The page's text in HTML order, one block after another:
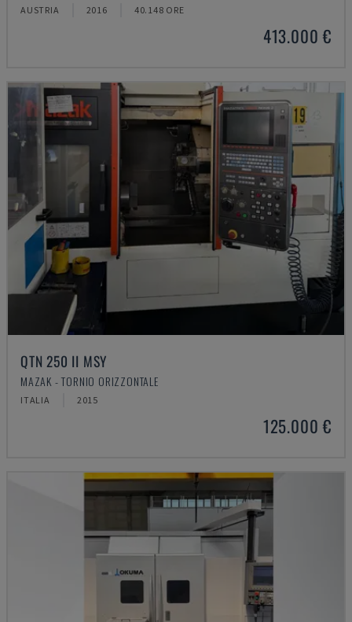
AUSTRIA 2016 40.148 ORE
413.000 €
QTN 250 II MSY
MAZAK - TORNIO ORIZZONTALE
ITALIA 2015
125.000 €